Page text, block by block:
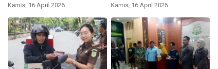
Kamis, 16 April 2026 Kamis, 16 April 2026